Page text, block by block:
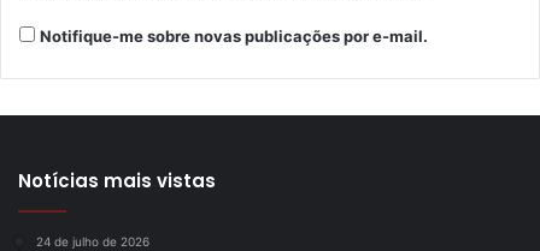
Notifique-me sobre novas publicações por e-mail.
Notícias mais vistas
24 de julho de 2026